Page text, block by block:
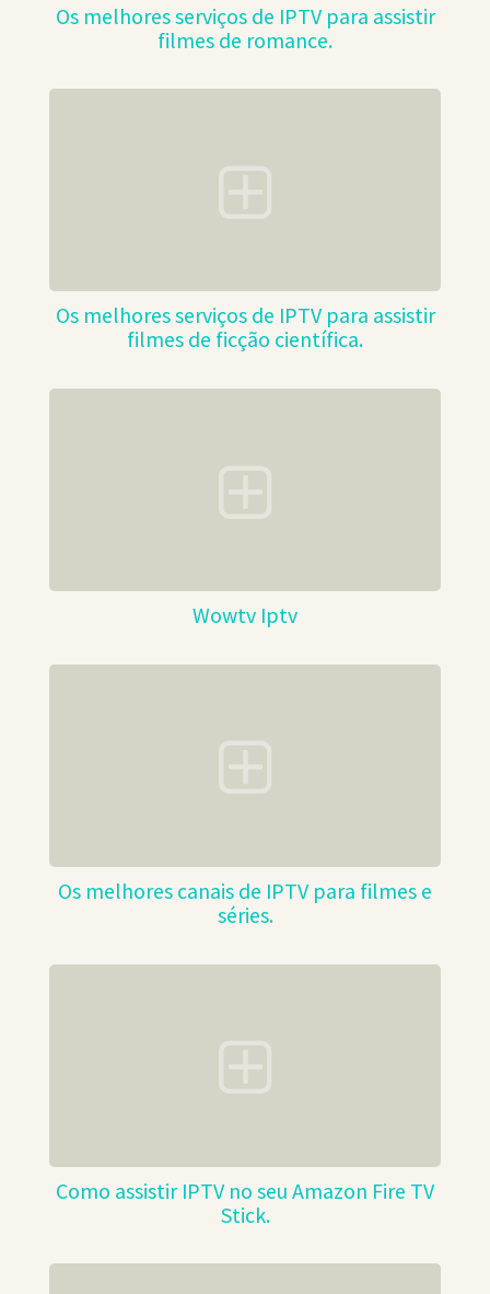
Os melhores serviços de IPTV para assistir
filmes de romance.
Os melhores serviços de IPTV para assistir
filmes de ficção científica.
Wowtv Iptv
Os melhores canais de IPTV para filmes e
séries.
Como assistir IPTV no seu Amazon Fire TV
Stick.